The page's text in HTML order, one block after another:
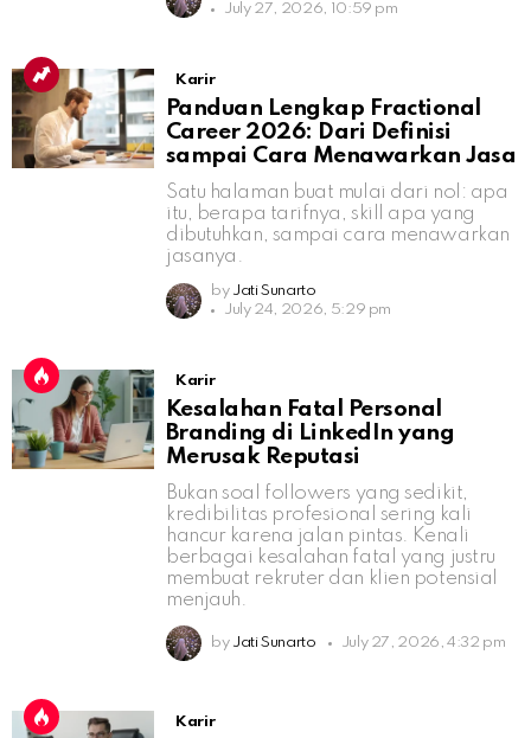
July 27, 2026, 10:59 pm
Karir
Panduan Lengkap Fractional
Career 2026: Dari Definisi
sampai Cara Menawarkan Jasa
Satu halaman buat mulai dari nol: apa
itu, berapa tarifnya, skill apa yang
dibutuhkan, sampai cara menawarkan
jasanya.
by Jati Sunarto
July 24, 2026, 5:29 pm
Karir
Kesalahan Fatal Personal
Branding di LinkedIn yang
Merusak Reputasi
Bukan soal followers yang sedikit,
kredibilitas profesional sering kali
hancur karena jalan pintas. Kenali
berbagai kesalahan fatal yang justru
membuat rekruter dan klien potensial
menjauh.
by Jati Sunarto July 27, 2026, 4:32 pm
Karir